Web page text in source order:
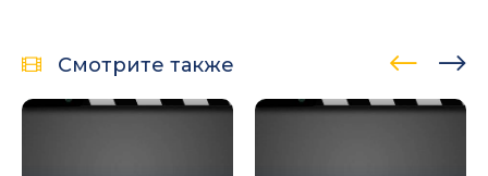
Смотрите также